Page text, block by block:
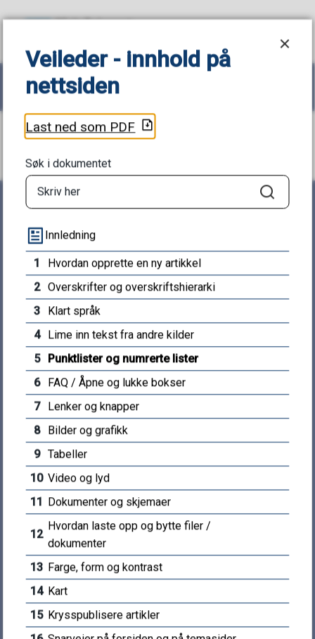
M
i
d
t
-
T
e
e
m
r
o
m
Søk
Du
er
her:
Veileder - innhold på nettsiden
Midt-Telemark kommune
Bøgata 67, 3800 Bø i Telemark
Postboks 83, 3833 Bø i Telemark
Sentralbord:35 05 90 00
E-post: post@mt.kommune.no
Send e-post
Send faktura til kommunen
Kontaktskjema
Sikker henvendelse til kommunen
Finn ansatte og avdelinger
Vakttelefoner
Kommunenummer: 4020
Org.nummer: 920 297 293
Driftskontonr: 3000.67.53031
Veileder - innhold på
nettsiden
Last ned som PDF
Søk i dokumentet
Søk
Innledning
1
Hvordan opprette en ny artikkel
2
Overskrifter og overskriftshierarki
3
Klart språk
4
Lime inn tekst fra andre kilder
5
Punktlister og numrerte lister
6
FAQ / Åpne og lukke bokser
7
Lenker og knapper
8
Bilder og grafikk
9
Tabeller
10 Video og lyd
11 Dokumenter og skjemaer
12
Hvordan laste opp og bytte filer /
dokumenter
13 Farge, form og kontrast
14 Kart
15 Krysspublisere artikler